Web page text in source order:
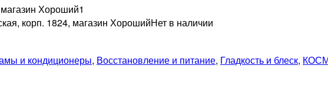
Хороший1
корп. 1824, магазин ХорошийНет в наличии
и кондиционеры, Восстановление и питание, Гладкость и блеск,